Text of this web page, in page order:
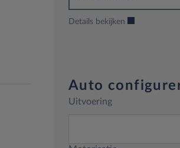
Details bekijken
Auto
Uitvoering